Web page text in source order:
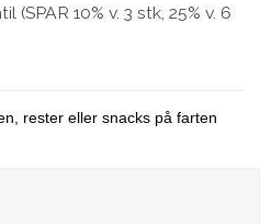
10% v. 3 stk, 25% v. 6
rester eller snacks på farten